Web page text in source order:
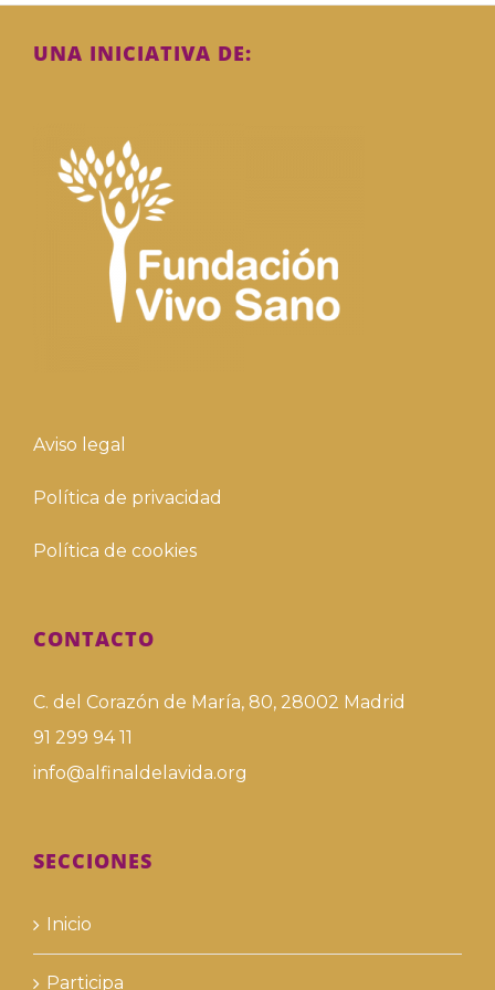
UNA INICIATIVA DE:
Aviso legal
Política de privacidad
Política de cookies
CONTACTO
C. del Corazón de María, 80, 28002 Madrid
91 299 94 11
info@alfinaldelavida.org
SECCIONES
Inicio
Participa